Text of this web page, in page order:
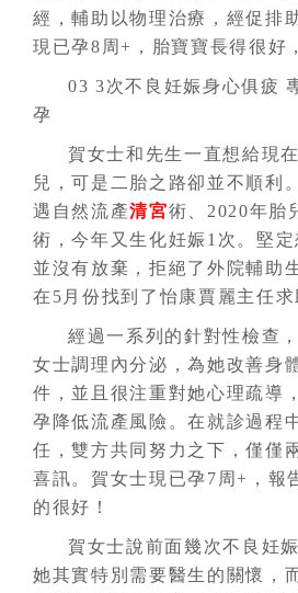
經，輔助以物理治療，經促排
現已孕8周+，胎寶寶長得很好
03 3次不良妊娠身心俱疲
孕
賀女士和先生一直想給現
兒，可是二胎之路卻並不順利
遇自然流產清宮術、2020年胎
術，今年又生化妊娠1次。堅
並沒有放棄，拒絕了外院輔助
在5月份找到了怡康賈麗主任求
經過一系列的針對性檢查
女士調理內分泌，為她改善身
件，並且很注重對她心理疏導
孕降低流產風險。在就診過程
任，雙方共同努力之下，僅僅
喜訊。賀女士現已孕7周+，報
的很好！
賀女士說前面幾次不良妊
她其實特別需要醫生的關懷，